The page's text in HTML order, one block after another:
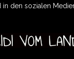
in den sozialen